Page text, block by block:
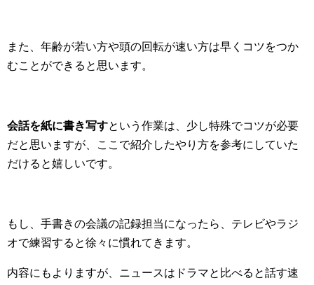
また、年齢が若い方や頭の回転が速い方は早くコツをつか
むことができると思います。
会話を紙に書き写すという作業は、少し特殊でコツが必要
だと思いますが、ここで紹介したやり方を参考にしていた
だけると嬉しいです。
もし、手書きの会議の記録担当になったら、テレビやラジ
オで練習すると徐々に慣れてきます。
内容にもよりますが、ニュースはドラマと比べると話す速